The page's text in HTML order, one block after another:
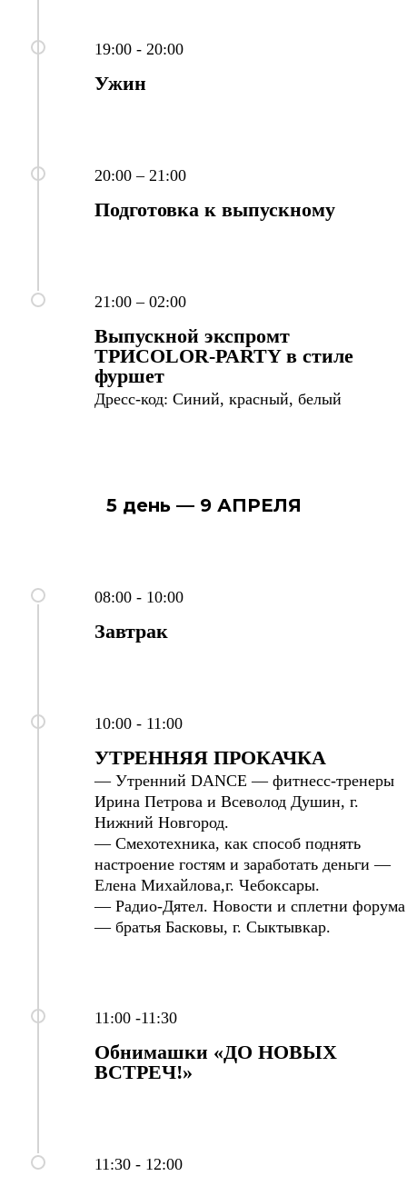
19:00 - 20:00
Ужин
20:00 – 21:00
Подготовка к выпускному
21:00 – 02:00
Выпускной экспромт
ТРИCOLOR-PARTYв стиле
фуршет
Дресс-код: Синий, красный, белый
5 день — 9 АПРЕЛЯ
08:00 - 10:00
Завтрак
10:00 - 11:00
УТРЕННЯЯ ПРОКАЧКА
— Утренний DANCE — фитнесс-тренеры
Ирина Петрова и Всеволод Душин, г.
Нижний Новгород.
— Смехотехника, как способ поднять
настроение гостям и заработать деньги —
Елена Михайлова,г. Чебоксары.
— Радио-Дятел. Новости и сплетни форума
— братья Басковы, г. Сыктывкар.
11:00 -11:30
Обнимашки «ДО НОВЫХ
ВСТРЕЧ!»
11:30 - 12:00